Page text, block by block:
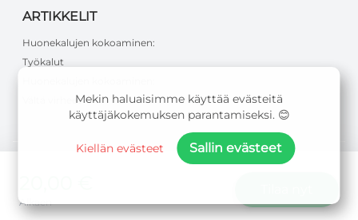
Alkaen
ARTIKKELIT
Huonekalujen kokoaminen:
Työkalut
Vältä virheetMekin haluaisimme käyttää evästeitä
käyttäjäkokemuksen parantamiseksi. 😊
Kiellän evästeet Sallin evästeet